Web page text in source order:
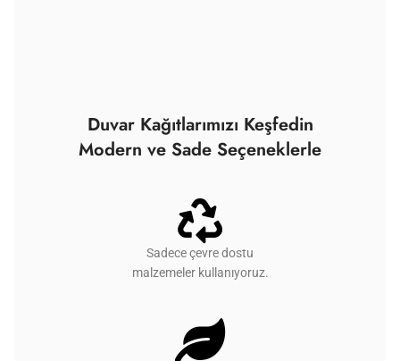
Duvar Kağıtlarımızı Keşfedin
Modern ve Sade Seçeneklerle
Sadece çevre dostu
malzemeler kullanıyoruz.